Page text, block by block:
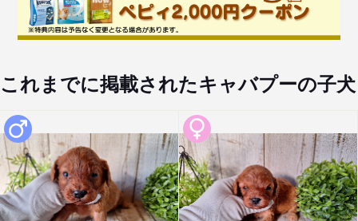
これまでに掲載されたキャバプーの子犬